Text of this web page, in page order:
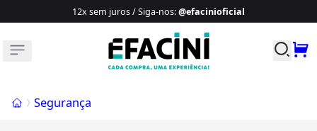
12x sem juros / Siga-nos:@efacinioficial
Buscar
InícioSegurança